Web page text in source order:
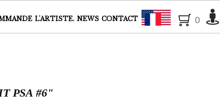
L'ARTISTE. NEWS CONTACT Français
0
PSA #6"